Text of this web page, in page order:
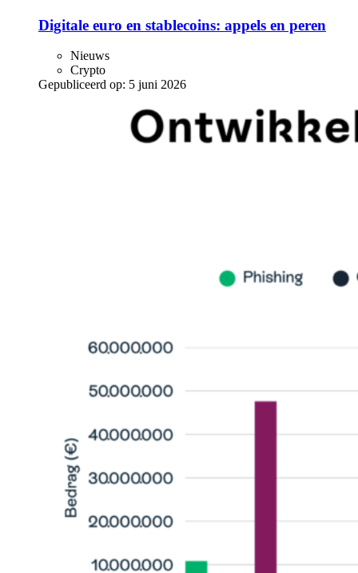
Digitale euro en stablecoins: appels en peren
Nieuws
Crypto
Gepubliceerd op: 5 juni 2026